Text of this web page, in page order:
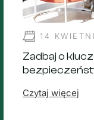
14
Zadbaj o
Czytaj więcej